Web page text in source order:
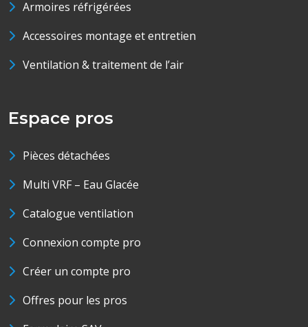
Armoires réfrigérées
Accessoires montage et entretien
Ventilation & traitement de l’air
Espace pros
Pièces détachées
Multi VRF – Eau Glacée
Catalogue ventilation
Connexion compte pro
Créer un compte pro
Offres pour les pros